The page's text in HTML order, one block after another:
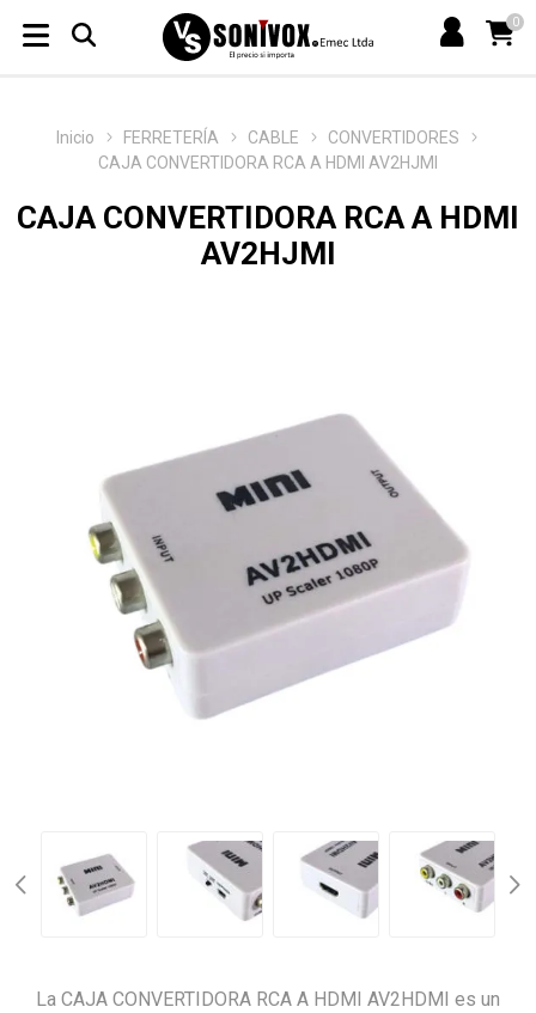
0
Inicio FERRETERÍA CABLE
CONVERTIDORES
CAJA CONVERTIDORA RCA A HDMI AV2HJMI
CAJA CONVERTIDORA RCA A HDMI
AV2HJMI
La CAJA CONVERTIDORA RCA A HDMI AV2HDMI es un